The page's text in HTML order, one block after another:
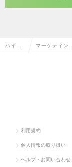
ハイク マーケティン
利用規約
個人情報の取り扱い
ヘルプ・お問い合わせ